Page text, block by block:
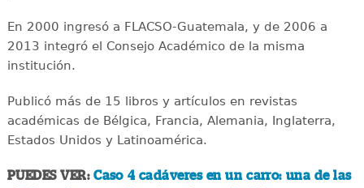
En 2000 ingresó a FLACSO-Guatemala, y de 2006 a
2013 integró el Consejo Académico de la misma
institución.
Publicó más de 15 libros y artículos en revistas
académicas de Bélgica, Francia, Alemania, Inglaterra,
Estados Unidos y Latinoamérica.
PUEDES VER:Caso 4 cadáveres en un carro: una de las